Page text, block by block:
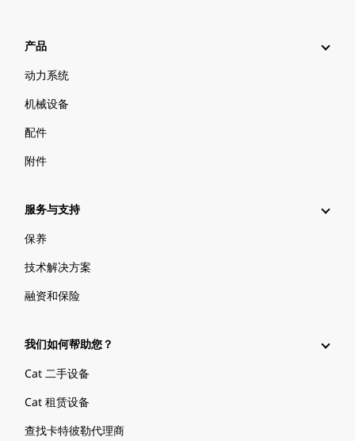
产品
动力系统
机械设备
配件
附件
服务与支持
保养
技术解决方案
融资和保险
我们如何帮助您？
Cat 二手设备
Cat 租赁设备
查找卡特彼勒代理商